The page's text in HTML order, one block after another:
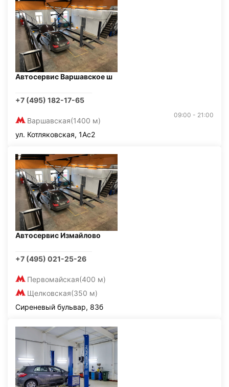
Автосервис Варшавское ш
+7 (495) 182-17-65
Варшавская(1400 м)
09:00 - 21:00
ул. Котляковская, 1Ас2
Автосервис Измайлово
+7 (495) 021-25-26
Первомайская(400 м)
Щелковская(350 м)
Сиреневый бульвар, 83б